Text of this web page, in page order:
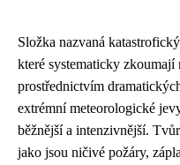
Složka nazvaná
které systematicky
prostřednictvím
extrémní meteorologické
běžnější a intenzivnější.
jako jsou ničivé požáry,